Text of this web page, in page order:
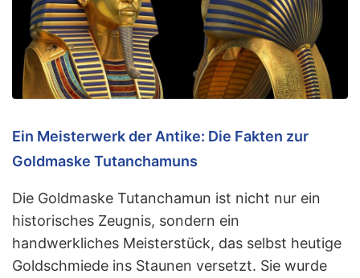
Ein Meisterwerk der Antike: Die Fakten zur
Goldmaske Tutanchamuns
Die Goldmaske Tutanchamun ist nicht nur ein
historisches Zeugnis, sondern ein
handwerkliches Meisterstück, das selbst heutige
Goldschmiede ins Staunen versetzt. Sie wurde